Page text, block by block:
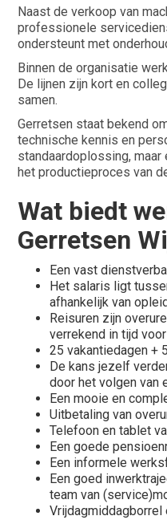
Naast de verkoop van
professionele
ondersteunt met
Binnen de organisatie
De lijnen zijn kort en
samen.
Gerretsen staat bekend
technische kennis en
standaardoplossing,
het productieproces van
Wat biedt
Gerretsen
Een vast
Het salaris ligt
afhankelijk van
Reisuren zijn
verrekend in tijd
25 vakantiedagen +
De kans jezelf
door het volgen van
Een mooie en
Uitbetaling van
Telefoon en tablet
Een goede
Een informele
Een goed
team van